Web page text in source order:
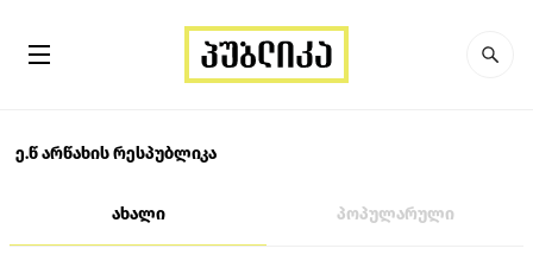
ე.წ არწახის რესპუბლიკა
ახალი პოპულარული